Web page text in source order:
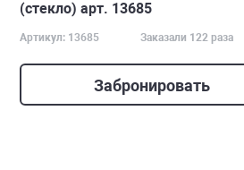
(стекло) арт. 13685
Артикул: 13685 Заказали 122 раза
Забронировать